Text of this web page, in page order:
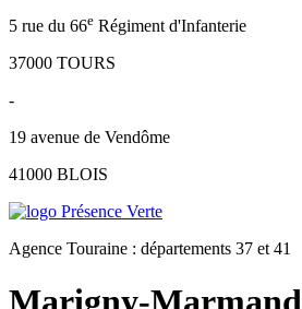
5 rue du 66e Régiment d'Infanterie
37000 TOURS
-
19 avenue de Vendôme
41000 BLOIS
Agence Touraine : départements 37 et 41